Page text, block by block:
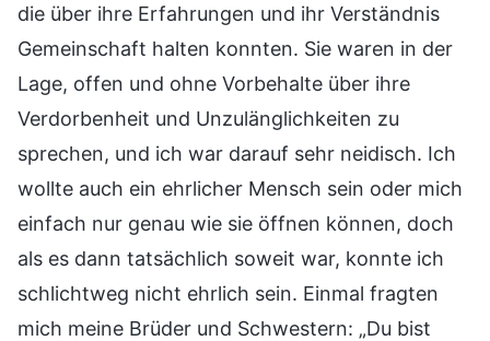
die über ihre Erfahrungen und ihr Verständnis
Gemeinschaft halten konnten. Sie waren in der
Lage, offen und ohne Vorbehalte über ihre
Verdorbenheit und Unzulänglichkeiten zu
sprechen, und ich war darauf sehr neidisch. Ich
wollte auch ein ehrlicher Mensch sein oder mich
einfach nur genau wie sie öffnen können, doch
als es dann tatsächlich soweit war, konnte ich
schlichtweg nicht ehrlich sein. Einmal fragten
mich meine Brüder und Schwestern: „Du bist